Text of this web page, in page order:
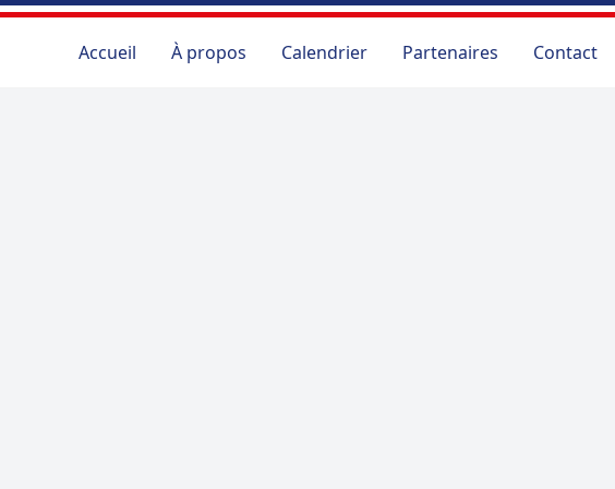
Accueil À propos Calendrier Partenaires Contact